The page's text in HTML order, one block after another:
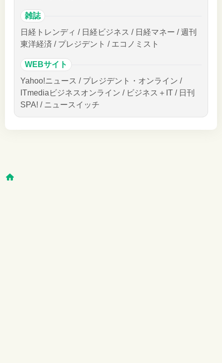
雑誌
日経トレンディ / 日経ビジネス / 日経マネー / 週刊
東洋経済 / プレジデント / エコノミスト
WEBサイト
Yahoo!ニュース / プレジデント・オンライン /
ITmediaビジネスオンライン / ビジネス＋IT / 日刊
SPA! / ニュースイッチ